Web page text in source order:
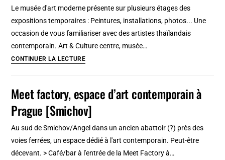
à
Le musée d'art moderne présente sur plusieurs étages des
expositions temporaires : Peintures, installations, photos... Une
occasion de vous familiariser avec des artistes thaïlandais
contemporain. Art & Culture centre, musée…
CONTINUER LA LECTUREBangkok
Culture
centre
Meet factory, espace d’art contemporain à
Prague [Smichov]
Au sud de Smichov/Angel dans un ancien abattoir (?) près des
voies ferrées, un espace dédié à l'art contemporain. Peut-être
décevant. > Café/bar à l'entrée de la Meet Factory à…